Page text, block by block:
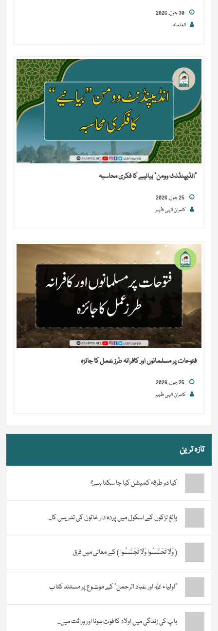
العلماء
“انڈیپنڈنٹ وومن” بیانیے کا فکری محاسبہ
کامران الہی ظہیر
فتوحات پر مسلمانوں اور کافرانہ طرز عمل کا جائزہ
کامران الہی ظہیر
تازہ ترین
کیا دو طرفہ کمیشن کیا جا سکتا ہے؟
بالغ لڑکوں کے اسکول میں پردہ دار خاتون کی تدریس کا...
( وَلَا تَحَسَّسُوا وَلَا تَجَسَّسُوا ) کے معانی میں فرق
“اولیاء اللہ اور عباد الرحمن” کے موضوع پر مستند کتاب
باپ کی زندگی میں اولاد کا فوت ہونا اور وراثت میں...